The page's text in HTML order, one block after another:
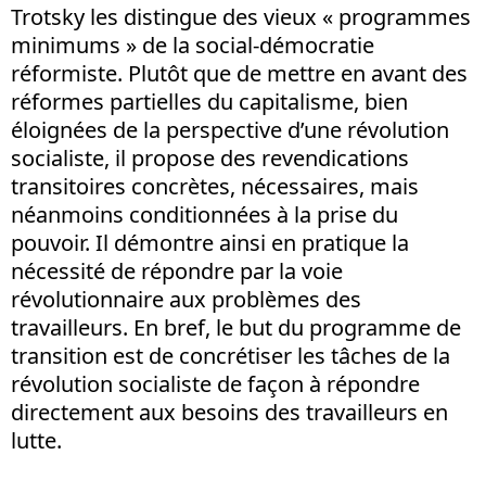
Trotsky les distingue des vieux « programmes
minimums » de la social-démocratie
réformiste. Plutôt que de mettre en avant des
réformes partielles du capitalisme, bien
éloignées de la perspective d’une révolution
socialiste, il propose des revendications
transitoires concrètes, nécessaires, mais
néanmoins conditionnées à la prise du
pouvoir. Il démontre ainsi en pratique la
nécessité de répondre par la voie
révolutionnaire aux problèmes des
travailleurs. En bref, le but du programme de
transition est de concrétiser les tâches de la
révolution socialiste de façon à répondre
directement aux besoins des travailleurs en
lutte.